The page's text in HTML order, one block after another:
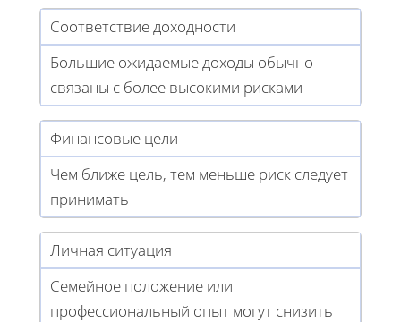
Соответствие доходности
Большие ожидаемые доходы обычно
связаны с более высокими рисками
Финансовые цели
Чем ближе цель, тем меньше риск следует
принимать
Личная ситуация
Семейное положение или
профессиональный опыт могут снизить